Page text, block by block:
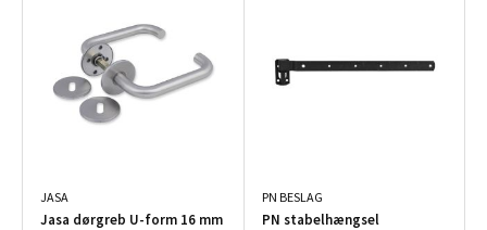
JASA
Jasa dørgreb U-form 16 mm
PN BESLAG
PN stabelhængsel